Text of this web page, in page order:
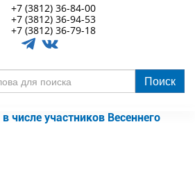
+7 (3812) 36-84-00
+7 (3812) 36-94-53
+7 (3812) 36-79-18
Поиск
числе участников Весеннего